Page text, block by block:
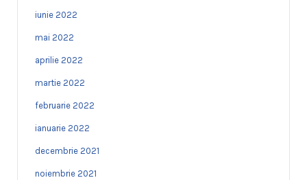
iunie 2022
mai 2022
aprilie 2022
martie 2022
februarie 2022
ianuarie 2022
decembrie 2021
noiembrie 2021